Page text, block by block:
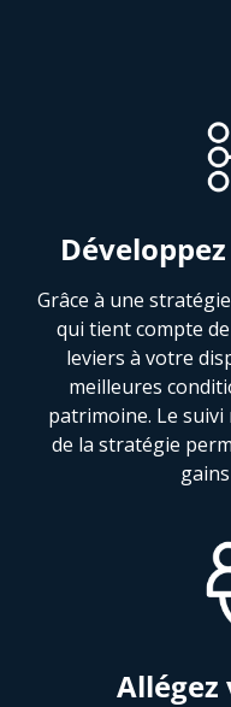
Grâce à une
qui tient compte
leviers à votre
meilleures
patrimoine. Le
de la stratégie